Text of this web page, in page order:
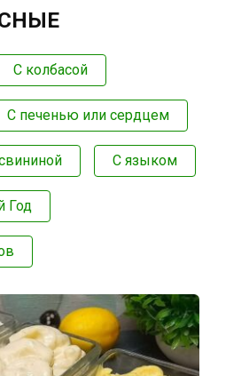
С колбасой
С печенью или сердцем
С языком
Год